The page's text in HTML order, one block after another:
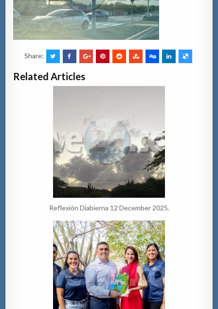
Share:
Related Articles
Reflexión Diabierna 12 December 2025.